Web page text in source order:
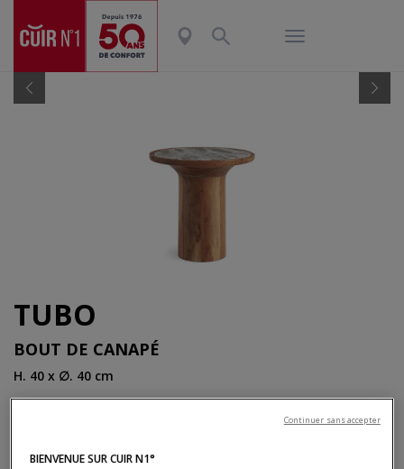
Previous Next
TUBO
BOUT DE CANAPÉ
H. 40 x ∅. 40 cm
BIENVENUE SUR CUIR N1°
Continuer sans accepter